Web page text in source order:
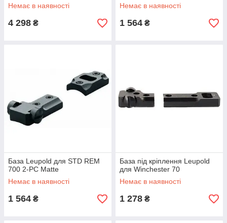
Немає в наявності
4 298 ₴
Немає в наявності
1 564 ₴
База Leupold для STD REM
700 2-PC Matte
Немає в наявності
1 564 ₴
База під кріплення Leupold
для Winchester 70
Немає в наявності
1 278 ₴